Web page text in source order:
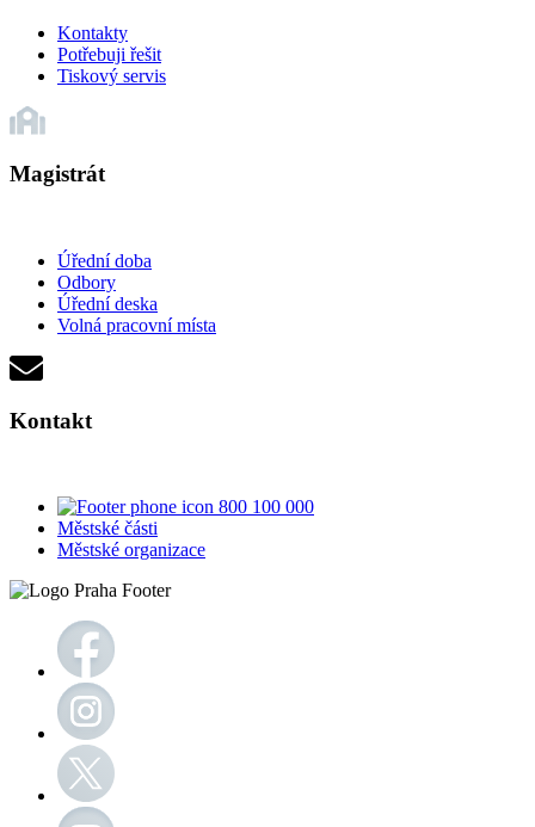
Kontakty
Potřebuji řešit
Tiskový servis
Magistrát
Úřední doba
Odbory
Úřední deska
Volná pracovní místa
Kontakt
800 100 000
Městské části
Městské organizace